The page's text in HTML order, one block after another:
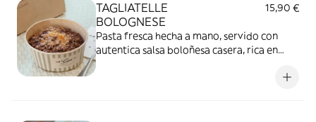
TAGLIATELLE
BOLOGNESE
15,90 €
Pasta fresca hecha a mano, servido con
autentica salsa boloñesa casera, rica en